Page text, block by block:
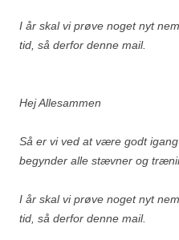
I år skal vi prøve noget nyt
tid, så derfor denne mail.
Hej Allesammen
Så er vi ved at være godt
begynder alle stævner og
I år skal vi prøve noget nyt
tid, så derfor denne mail.